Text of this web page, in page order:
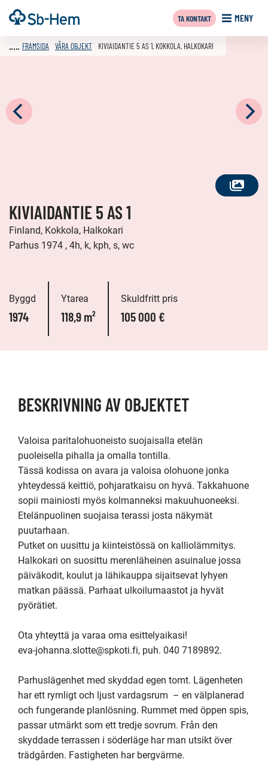
Till
innehållet
Framsida MENY
TA KONTAKT
SE
FRAMSIDA VÅRA OBJEKT KIVIAIDANTIE 5 AS 1, KOKKOLA, HALKOKARI
KIVIAIDANTIE 5 AS 1
Finland, Kokkola, Halkokari
Parhus 1974 , 4h, k, kph, s, wc
Byggd
1974
Ytarea
118,9 m²
Skuldfritt pris
105 000 €
BESKRIVNING AV OBJEKTET
Valoisa paritalohuoneisto suojaisalla etelän
puoleisella pihalla ja omalla tontilla.
Tässä kodissa on avara ja valoisa olohuone jonka
yhteydessä keittiö, pohjaratkaisu on hyvä. Takkahuone
sopii mainiosti myös kolmanneksi makuuhuoneeksi.
Etelänpuolinen suojaisa terassi josta näkymät
puutarhaan.
Putket on uusittu ja kiinteistössä on kalliolämmitys.
Halkokari on suosittu merenläheinen asuinalue jossa
päiväkodit, koulut ja lähikauppa sijaitsevat lyhyen
matkan päässä. Parhaat ulkoilumaastot ja hyvät
pyörätiet.
Ota yhteyttä ja varaa oma esittelyaikasi!
eva-johanna.slotte@spkoti.fi, puh. 040 7189892.
Parhuslägenhet med skyddad egen tomt. Lägenheten
har ett rymligt och ljust vardagsrum  – en välplanerad
och fungerande planlösning. Rummet med öppen spis,
passar utmärkt som ett tredje sovrum. Från den
skyddade terrassen i söderläge har man utsikt över
trädgården. Fastigheten har bergvärme.